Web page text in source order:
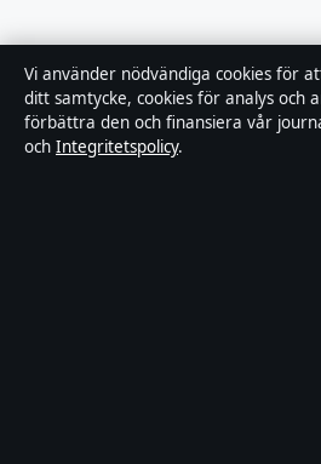
Om Tekniksektorn i
Tekniksektorn är en oberoende
nyhetssajt med fokus på film, tv,
Vi använder nödvändiga cookies för
ditt samtycke, cookies för analys och
förbättra den och finansiera vår
och Integritetspolicy.